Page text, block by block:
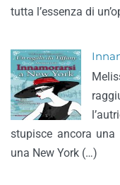
tutta l’essenza di
stupisce ancora
una New York (…)